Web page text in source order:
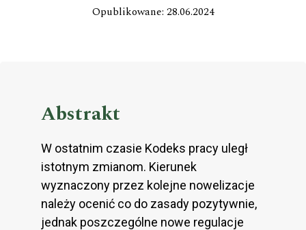
Opublikowane: 28.06.2024
Abstrakt
W ostatnim czasie Kodeks pracy uległ
istotnym zmianom. Kierunek
wyznaczony przez kolejne nowelizacje
należy ocenić co do zasady pozytywnie,
jednak poszczególne nowe regulacje